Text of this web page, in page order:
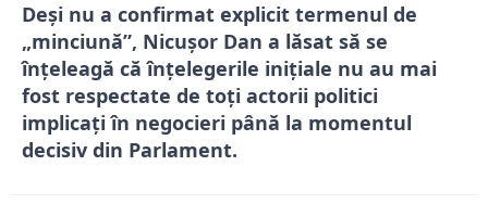
Deși nu a confirmat explicit termenul de
„minciună”, Nicușor Dan a lăsat să se
înțeleagă că înțelegerile inițiale nu au mai
fost respectate de toți actorii politici
implicați în negocieri până la momentul
decisiv din Parlament.